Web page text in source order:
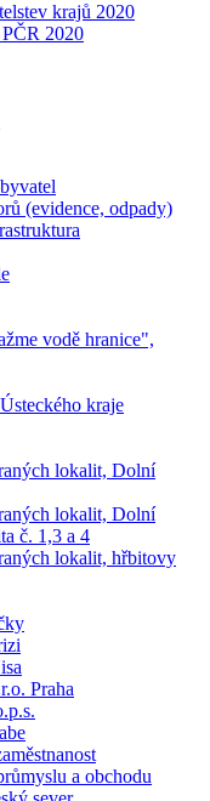
krajů 2020
2020
(evidence, odpady)
vodě hranice",
kraje
lokalit, Dolní
lokalit, Dolní
č. 1,3 a 4
lokalit, hřbitovy
Praha
a obchodu